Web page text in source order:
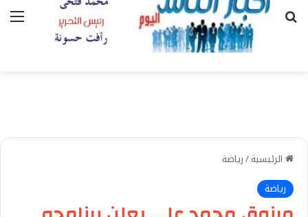
بحث عن
الرئيسية/رياضة
رياضة